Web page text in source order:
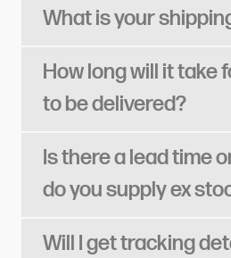
What is your shipping Policy?​​​​‌
How long will it take
to be delivered?​​​​‌ ‍ ​‍​‍‌‍ ‌ ​‍‌‍‍‌‌‍‌ ‌‍‍‌‌‍ ‍​‍​‍​ ‍‍​‍​‍‌ ​ ‌‍​‌‌‍ ‍‌‍‍‌‌ ‌​‌ ‍‌​‍ ‍‌‍‍‌‌‍ ​‍​‍​‍ ​​‍​‍‌‍‍​‌ ​‍‌‍‌‌‌‍‌‍​‍​‍​ ‍‍​‍​‍​‍ ‌ ​ ‌ ‌​‌ ‌‌‌‍‌​‌‍‍‌‌‍ ​‍ ‌‍‍‌‌‍ ‍‌ ‌​‌‍‌‌‌‍ ‍‌ ‌​​‍ ‌‍‌‌‌‍‌​‌‍‍‌‌ ‌​​‍ ‌‍ ‌‌‍ ‌‍‌​‌‍‌‌​ ‌‌ ​​‌ ​‍‌‍‌‌‌ ​ ‌‍‌‌‌‍ ‍‌ ‌​‌‍​‌‌ ‌​‌‍‍‌‌‍ ‌‍ ‍​ ‍ ‌‍‍‌‌‍‌​​ ‌​ ‌​​ ‍‌​ ‌‍​ ‌​​ ‍‌​ ‌‍‌‍‌‍​ ​​​‍ ‌​ ‌ ​ ‌‌‌‍‌​‌‍​‌​‍ ‌​ ‌​‌‍‌​‌‍​ ​ ‍​​‍ ‌​ ‍‌​ ​ ​ ​ ‌‍‌‌​‍ ‌​ ​​​ ​‌​ ‌​​ ‌​​ ‍‌‌‍​ ​ ​ ‌‍‌‌​ ​​‌‍‌‍​ ​‌​ ​‌​ ‍ ‌ ‌​‌ ‍‌‌ ​​‌‍‌‌​ ‌‌‍‌‍‌‍​‌‌ ​‌​ ‍ ‌ ​​‌‍​‌‌ ‌​‌‍‍​​ ‌‌ ‌​‌‍‍‌‌ ‌​‌‍ ​‌‍‌‌​ ‌‍​‍‌‍​‌‌ ​ ‌‍‌‌‌‌‌‌‌ ​‍‌‍ ​​ ‌​‍‌‌​ ​‍‌​‌‍‌ ​ ‌ ‌​‌ ‌‌‌‍‌​‌‍‍‌‌‍ ​‍‌‍‌‍‍‌‌‍‌​​ ‌​ ‌​​ ‍‌​ ‌‍​ ‌​​ ‍‌​ ‌‍‌‍‌‍​ ​​​‍ ‌​ ‌ ​ ‌‌‌‍‌​‌‍​‌​‍ ‌​ ‌​‌‍‌​‌‍​ ​ ‍​​‍ ‌​ ‍‌​ ​ ​ ​ ‌‍‌‌​‍ ‌​ ​​​ ​‌​ ‌​​ ‌​​ ‍‌‌‍​ ​ ​ ‌‍‌‌​ ​​‌‍‌‍​ ​‌​ ​‌​‍‌‍‌ ‌​‌ ‍‌‌ ​​‌‍‌‌​ ‌‌‍‌‍‌‍​‌‌ ​‌​‍‌‍‌ ​​‌‍​‌‌ ‌​‌‍‍​​ ‌‌ ‌​‌‍‍‌‌ ‌​‌‍ ​‌‍‌‌​‍‌‍‌ ​​‌‍‌‌‌ ​‍‌ ​ ‌ ​​‌‍‌‌‌‍​ ‌ ‌​‌‍‍‌‌ ‌‍‌‍‌‌​ ‌‌ ​​‌ ‌‌‌‍​‍‌‍ ​‌‍‍‌‌ ​ ‌‍‍​‌‍‌‌‌‍‌​​‍​‍‌ ‌
Is there a lead time
do you supply ex stock?​​​​‌
Will I get tracking